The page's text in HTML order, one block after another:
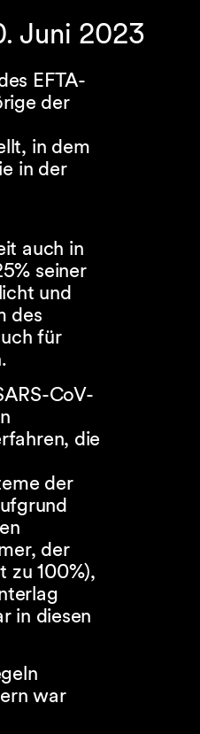
Juni 2023
EFTA-
der
in dem
in der
auch in
seiner
und
des
für
CoV-
die
der
der
zu 100%),
in diesen
war